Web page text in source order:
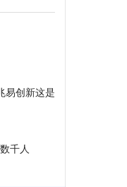
易创新这是
千人